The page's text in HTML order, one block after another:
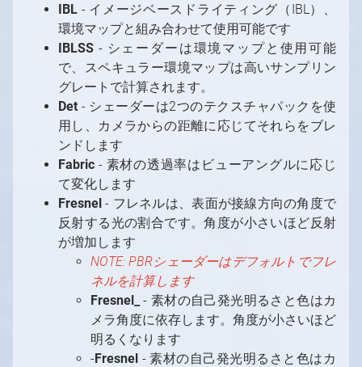
IBL - イメージベースドライティング（IBL）、
環境マップと組み合わせて使用可能です
IBLSS - シェーダーは環境マップと使用可能
で、スペキュラー環境マップは高いサンプリン
グレートで計算されます。
Det - シェーダーは2つのテクスチャパックを使
用し、カメラからの距離に応じてそれらをブレ
ンドします
Fabric - 素材の透過率はビューアングルに応じ
て変化します
Fresnel - フレネルは、表面が接線方向の角度で
反射する光の割合です。角度が小さいほど反射
が増加します
NOTE: PBRシェーダーはデフォルトでフレ
ネルを計算します
Fresnel_- 素材の自己発光明るさと色はカ
メラ角度に依存します。角度が小さいほど
明るくなります
-Fresnel - 素材の自己発光明るさと色はカ
1 /10